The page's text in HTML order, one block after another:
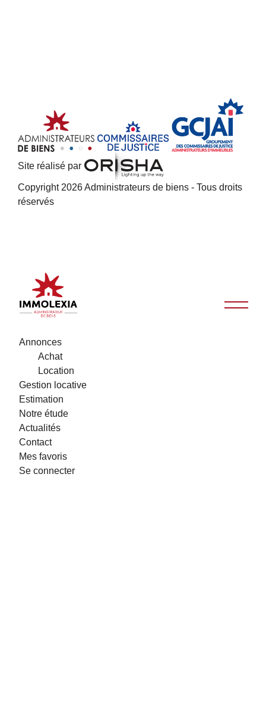
Site réalisé par
Copyright 2026 Administrateurs de biens - Tous droits
réservés
Annonces
Achat
Location
Gestion locative
Estimation
Notre étude
Actualités
Contact
Mes favoris
Se connecter